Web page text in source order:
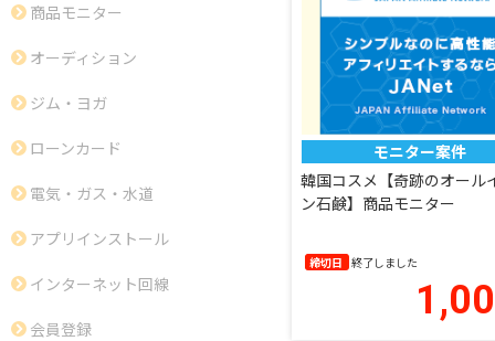
商品モニター
オーディション
ジム・ヨガ
ローンカード
電気・ガス・水道
アプリインストール
インターネット回線
会員登録
モニター案件
韓国コスメ【奇跡のオール
ン石鹸】商品モニター
締切日 終了しました